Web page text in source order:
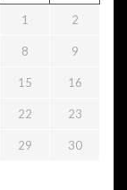
1 2
8 9
15 16
22 23
29 30